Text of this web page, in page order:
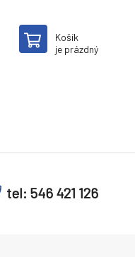
Košík
je prázdný
tel: 546 421 126